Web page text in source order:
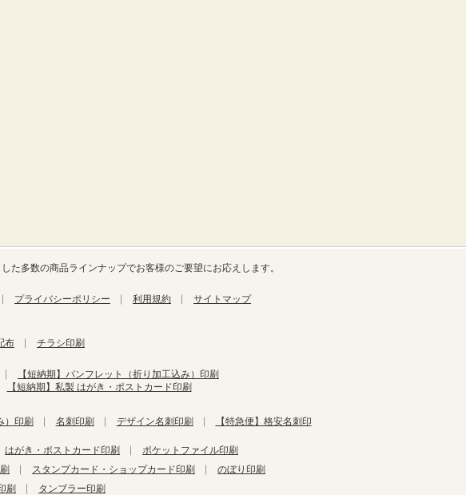
た多数の商品ラインナップでお客様のご要望にお応えします。
プライバシーポリシー 利用規約 サイトマップ
布 チラシ印刷
【短納期】パンフレット（折り加工込み）印刷
【短納期】私製 はがき・ポストカード印刷
）印刷 名刺印刷 デザイン名刺印刷
【特急便】格安名刺印
はがき・ポストカード印刷
ポケットファイル印刷
スタンプカード・ショップカード印刷
のぼり印刷
刷 タンブラー印刷